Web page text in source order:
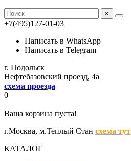
×
+7(495)127-01-03
Написать в WhatsApp
Написать в Telegram
г. Подольск
Нефтебазовский проезд, 4а
схема проезда
0
Ваша корзина пуста!
г.Москва, м.Теплый Стан схема тут
КАТАЛОГ